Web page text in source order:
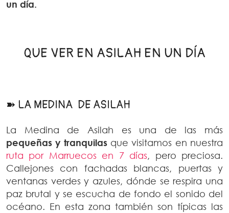
un día.
QUE VER EN ASILAH EN UN DÍA
➽ LA MEDINA DE ASILAH
La Medina de Asilah es una de las más
pequeñas y tranquilasque visitamos en nuestra
ruta por Marruecos en 7 días, pero preciosa.
Callejones con fachadas blancas, puertas y
ventanas verdes y azules, dónde se respira una
paz brutal y se escucha de fondo el sonido del
océano. En esta zona también son típicas las